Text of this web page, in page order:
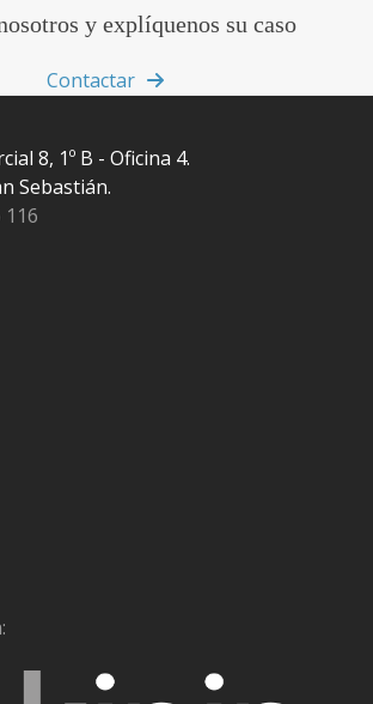
y explíquenos su caso
Contactar
8, 1º B - Oficina 4.
Sebastián.
116